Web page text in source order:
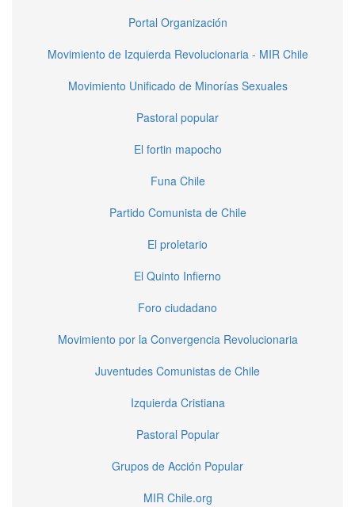
Portal Organización
Movimiento de Izquierda Revolucionaria - MIR Chile
Movimiento Unificado de Minorías Sexuales
Pastoral popular
El fortin mapocho
Funa Chile
Partido Comunista de Chile
El proletario
El Quinto Infierno
Foro ciudadano
Movimiento por la Convergencia Revolucionaria
Juventudes Comunistas de Chile
Izquierda Cristiana
Pastoral Popular
Grupos de Acción Popular
MIR Chile.org